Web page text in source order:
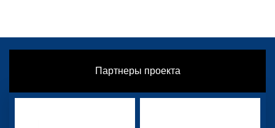
Партнеры проекта